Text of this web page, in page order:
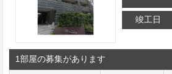
竣工日
1部屋の募集があります